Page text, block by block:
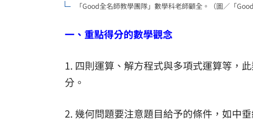
「Good全名師教學團隊」數學科老師顧全。（圖／「
一、重點得分的數學觀念
1. 四則運算、解方程式與多項式運算等，
分。
2. 幾何問題要注意題目給予的條件，如中